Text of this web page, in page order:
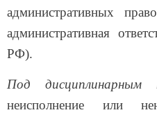
административных
административная
РФ).
Под дисциплинарным
неисполнение или